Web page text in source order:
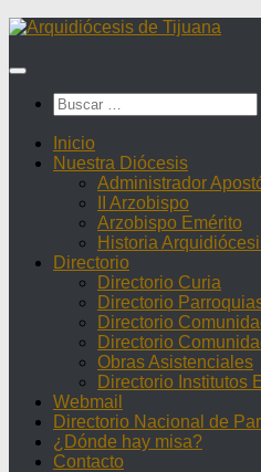
Saltar
contenido
Buscar:
Inicio
Nuestra Diócesis
Administrador
II Arzobispo
Arzobispo Emérito
Historia
Directorio
Directorio Curia
Directorio
Directorio
Directorio
Obras Asistenciales
Directorio Institutos
Webmail
Directorio Nacional de
¿Dónde hay misa?
Contacto